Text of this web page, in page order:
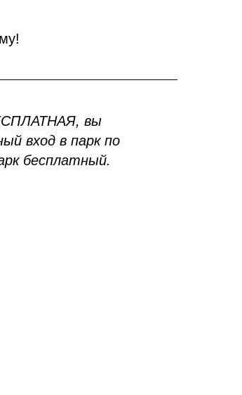
вы
вход в парк по
бесплатный.